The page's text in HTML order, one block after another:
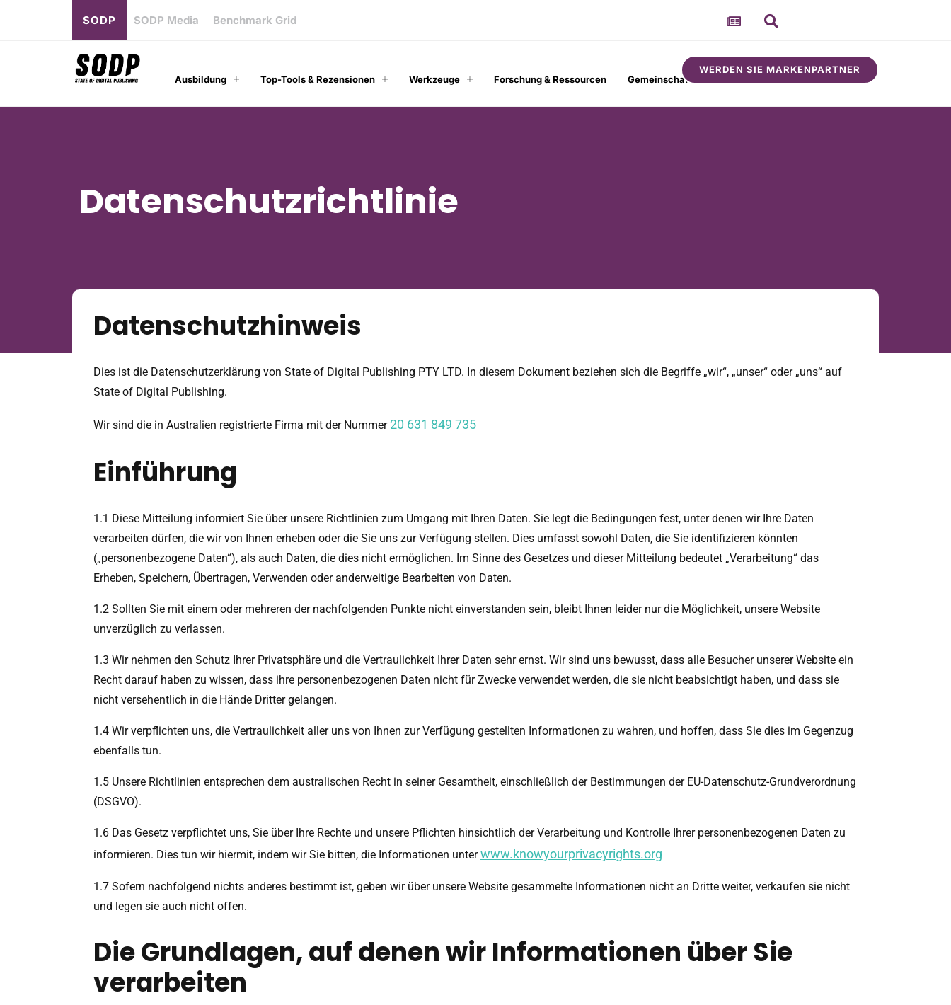
SODP SODP Media Benchmark Grid
Ausbildung Top-Tools & Rezensionen Werkzeuge Forschung & Ressourcen Gemeinschaft
WERDEN SIE MARKENPARTNER
Datenschutzrichtlinie
Datenschutzhinweis
Dies ist die Datenschutzerklärung von State of Digital Publishing PTY LTD. In diesem Dokument beziehen sich die Begriffe „wir“, „unser“ oder „uns“ auf
State of Digital Publishing.
Wir sind die in Australien registrierte Firma mit der Nummer 20 631 849 735
Einführung
1.1 Diese Mitteilung informiert Sie über unsere Richtlinien zum Umgang mit Ihren Daten. Sie legt die Bedingungen fest, unter denen wir Ihre Daten
verarbeiten dürfen, die wir von Ihnen erheben oder die Sie uns zur Verfügung stellen. Dies umfasst sowohl Daten, die Sie identifizieren könnten
(„personenbezogene Daten“), als auch Daten, die dies nicht ermöglichen. Im Sinne des Gesetzes und dieser Mitteilung bedeutet „Verarbeitung“ das
Erheben, Speichern, Übertragen, Verwenden oder anderweitige Bearbeiten von Daten.
1.2 Sollten Sie mit einem oder mehreren der nachfolgenden Punkte nicht einverstanden sein, bleibt Ihnen leider nur die Möglichkeit, unsere Website
unverzüglich zu verlassen.
1.3 Wir nehmen den Schutz Ihrer Privatsphäre und die Vertraulichkeit Ihrer Daten sehr ernst. Wir sind uns bewusst, dass alle Besucher unserer Website ein
Recht darauf haben zu wissen, dass ihre personenbezogenen Daten nicht für Zwecke verwendet werden, die sie nicht beabsichtigt haben, und dass sie
nicht versehentlich in die Hände Dritter gelangen.
1.4 Wir verpflichten uns, die Vertraulichkeit aller uns von Ihnen zur Verfügung gestellten Informationen zu wahren, und hoffen, dass Sie dies im Gegenzug
ebenfalls tun.
1.5 Unsere Richtlinien entsprechen dem australischen Recht in seiner Gesamtheit, einschließlich der Bestimmungen der EU-Datenschutz-Grundverordnung
(DSGVO).
1.6 Das Gesetz verpflichtet uns, Sie über Ihre Rechte und unsere Pflichten hinsichtlich der Verarbeitung und Kontrolle Ihrer personenbezogenen Daten zu
informieren. Dies tun wir hiermit, indem wir Sie bitten, die Informationen unterwww.knowyourprivacyrights.org
1.7 Sofern nachfolgend nichts anderes bestimmt ist, geben wir über unsere Website gesammelte Informationen nicht an Dritte weiter, verkaufen sie nicht
und legen sie auch nicht offen.
Die Grundlagen, auf denen wir Informationen über Sie
verarbeiten